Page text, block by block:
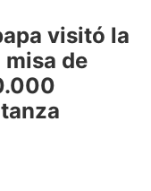
visitó la
de